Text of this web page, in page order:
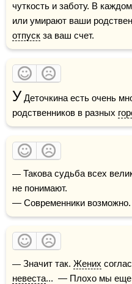
чуткость и заботу. В
отпуск за ваш счет.
У Деточкина есть очень
родственников в разных
— Такова судьба всех великих людей — современники их
не понимают.
— Современники
— Значит так. Жених
невеста